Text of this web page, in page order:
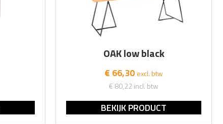
OAK low black
€ 66,30 excl. btw
€ 80,22 incl. btw
BEKIJK PRODUCT